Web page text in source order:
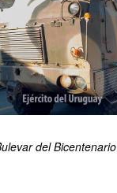
del Bicentenario